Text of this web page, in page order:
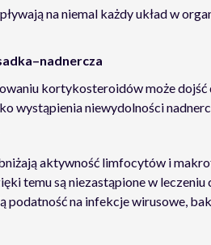
na niemal każdy układ w
kortykosteroidów może
wystąpienia niewydolności
aktywność limfocytów i
temu są niezastąpione w
podatność na infekcje wirusowe,